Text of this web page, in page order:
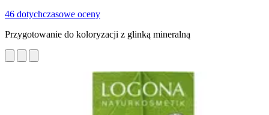
46 dotychczasowe oceny
Przygotowanie do koloryzacji z glinką mineralną